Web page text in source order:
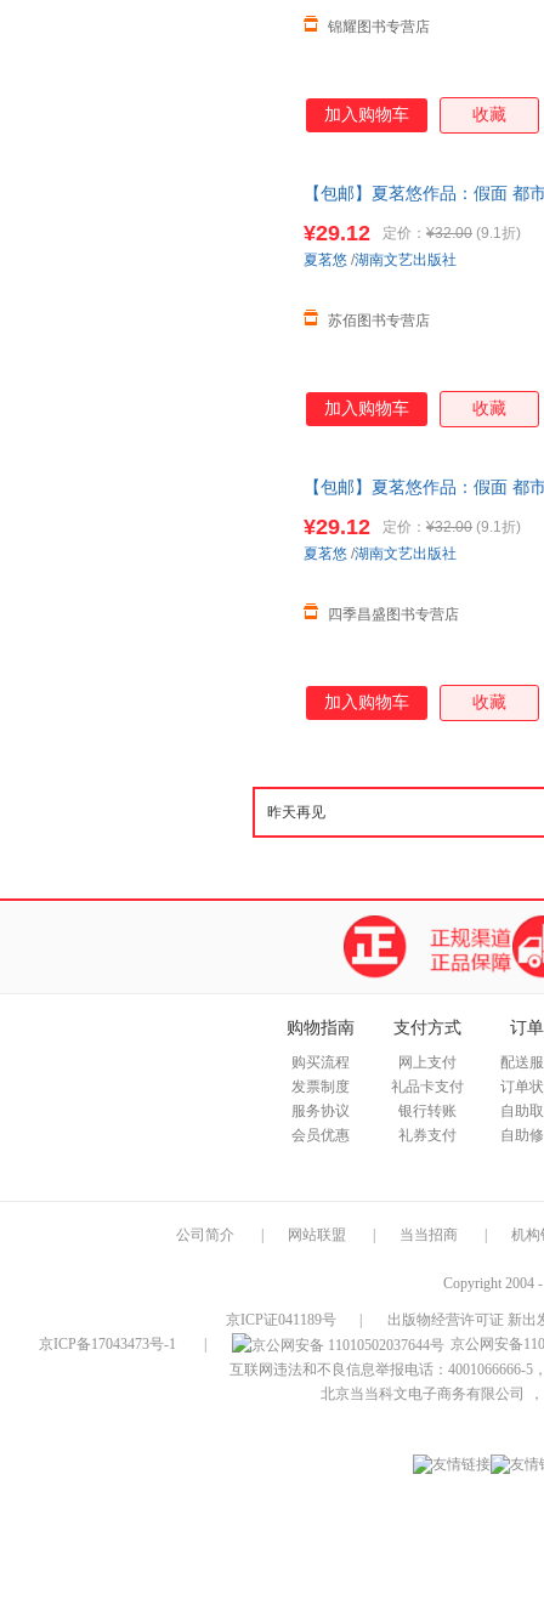
锦耀图书专营店
加入购物车 收藏
【包邮】夏茗悠作品：假面 都
¥29.12 定价： ¥32.00 (9.1折)
苏佰图书专营店
夏茗悠 /湖南文艺出版社
加入购物车 收藏
【包邮】夏茗悠作品：假面 都
¥29.12 定价： ¥32.00 (9.1折)
四季昌盛图书专营店
夏茗悠 /湖南文艺出版社
加入购物车 收藏
购物指南
购买流程
发票制度
服务协议
会员优惠
支付方式
网上支付
礼品卡支付
银行转账
礼券支付
订
配送
订单
自助
自助
公司简介 网站联盟 当当招商 机构
Copyright 2004
京ICP证041189号
出版物经营许可证 新出
京ICP备17043473号-1
京公网安备
互联网违法和不良信息举报电话：4001066666-5
北京当当科文电子商务有限公司